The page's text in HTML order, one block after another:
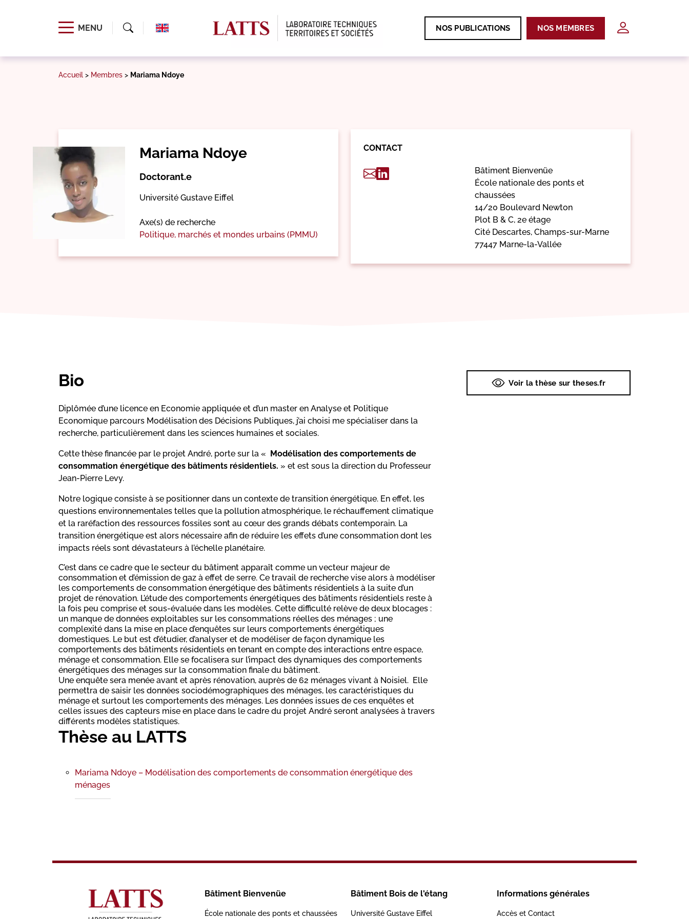
MENU NOS PUBLICATIONS NOS MEMBRES
Accueil > Membres > Mariama Ndoye
Mariama Ndoye
Doctorant.e
Université Gustave Eiffel
Axe(s) de recherche
Politique, marchés et mondes urbains (PMMU)
CONTACT
Bâtiment Bienvenüe
École nationale des ponts et
chaussées
14/20 Boulevard Newton
Plot B & C, 2e étage
Cité Descartes, Champs-sur-Marne
77447 Marne-la-Vallée
Bio
Diplômée d’une licence en Economie appliquée et d’un master en Analyse et Politique
Economique parcours Modélisation des Décisions Publiques, j’ai choisi me spécialiser dans la
recherche, particulièrement dans les sciences humaines et sociales.
Cette thèse financée par le projet André, porte sur la « Modélisation des comportements de
consommation énergétique des bâtiments résidentiels. » et est sous la direction du Professeur
Jean-Pierre Levy.
Notre logique consiste à se positionner dans un contexte de transition énergétique. En effet, les
questions environnementales telles que la pollution atmosphérique, le réchauffement climatique
et la raréfaction des ressources fossiles sont au cœur des grands débats contemporain. La
transition énergétique est alors nécessaire afin de réduire les effets d’une consommation dont les
impacts réels sont dévastateurs à l’échelle planétaire.
C’est dans ce cadre que le secteur du bâtiment apparaît comme un vecteur majeur de
consommation et d’émission de gaz à effet de serre. Ce travail de recherche vise alors à modéliser
les comportements de consommation énergétique des bâtiments résidentiels à la suite d’un
projet de rénovation. L’étude des comportements énergétiques des bâtiments résidentiels reste à
la fois peu comprise et sous-évaluée dans les modèles. Cette difficulté relève de deux blocages :
un manque de données exploitables sur les consommations réelles des ménages ; une
complexité dans la mise en place d’enquêtes sur leurs comportements énergétiques
domestiques. Le but est d’étudier, d’analyser et de modéliser de façon dynamique les
comportements des bâtiments résidentiels en tenant en compte des interactions entre espace,
ménage et consommation. Elle se focalisera sur l’impact des dynamiques des comportements
énergétiques des ménages sur la consommation finale du bâtiment.
Une enquête sera menée avant et après rénovation, auprès de 62 ménages vivant à Noisiel. Elle
permettra de saisir les données sociodémographiques des ménages, les caractéristiques du
ménage et surtout les comportements des ménages. Les données issues de ces enquêtes et
celles issues des capteurs mise en place dans le cadre du projet André seront analysées à travers
différents modèles statistiques.
Thèse au LATTS
Mariama Ndoye – Modélisation des comportements de consommation énergétique des
ménages
Voir la thèse sur theses.fr
Bâtiment Bienvenüe
École nationale des ponts et chaussées
Bâtiment Bois de l'étang
Université Gustave Eiffel
Informations générales
Accès et Contact